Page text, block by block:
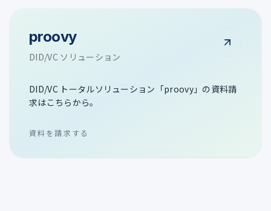
proovy
DID/VC ソリューション
DID/VC トータルソリューション「proovy」の資料請
求はこちらから。
資料を請求する